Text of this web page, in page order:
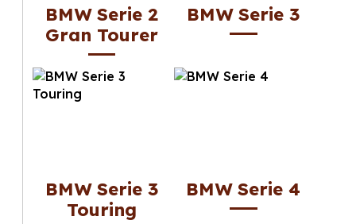
BMW Serie 2
Gran Tourer
BMW Serie 3
BMW Serie 3
Touring
BMW Serie 4